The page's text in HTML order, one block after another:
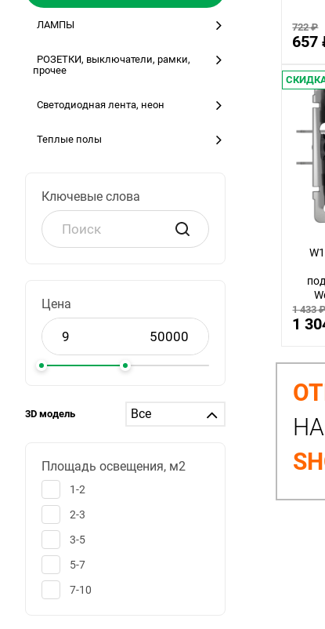
ЛАМПЫ
РОЗЕТКИ, выключатели, рамки,
прочее
Светодиодная лента, неон
Теплые полы
Ключевые слова
Цена
3D модель
Площадь освещения, м2
1-2
2-3
3-5
5-7
7-10
722 ₽
657
1 433
1